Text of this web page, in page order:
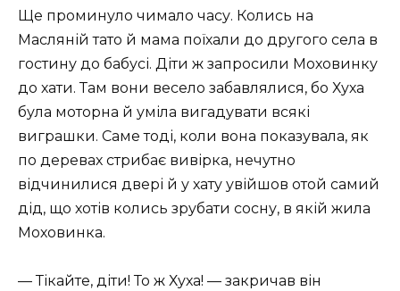
Ще проминуло чимало часу. Колись на
Масляній тато й мама поїхали до другого села в
гостину до бабусі. Діти ж запросили Моховинку
до хати. Там вони весело забавлялися, бо Хуха
була моторна й уміла вигадувати всякі
виграшки. Саме тоді, коли вона показувала, як
по деревах стрибає вивірка, нечутно
відчинилися двері й у хату увійшов отой самий
дід, що хотів колись зрубати сосну, в якій жила
Моховинка.
— Тікайте, діти! То ж Хуха! — закричав він